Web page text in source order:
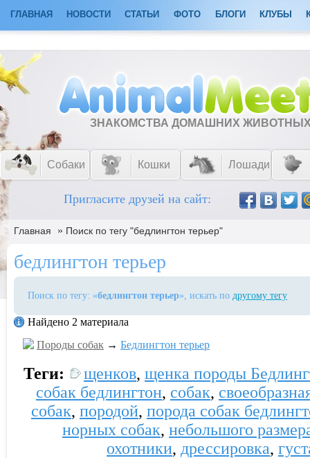
ГЛАВНАЯ НОВОСТИ СТАТЬИ ФОТО БЛОГИ КЛУБЫ
ЗНАКОМСТВА ДОМАШНИХ
Собаки Кошки Лошади
Пригласите друзей на сайт:
Главная » Поиск по тегу "бедлингтон терьер"
бедлингтон терьер
Поиск по тегу: «бедлингтон терьер», искать по другому тегу
Найдено 2 материала
Породы собак → Бедлингтон терьер
Теги: щенков, щенка породы
собак бедлингтон, собак,
собак, породой, порода собак
норных собак, небольшого
охотники, дрессировка,